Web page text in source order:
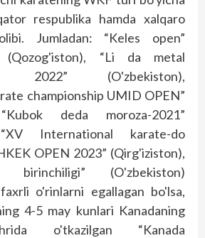
respublika hamda xalqaro
Jumladan: “Keles open”
“Li da metal
2022” (O'zbekiston),
championship UMID OPEN”
deda moroza-2021”
International karate-do
OPEN 2023” (Qirg'iziston),
(O'zbekiston)
o'rinlarni egallagan bo'lsa,
4-5 may kunlari Kanadaning
o'tkazilgan “Kanada